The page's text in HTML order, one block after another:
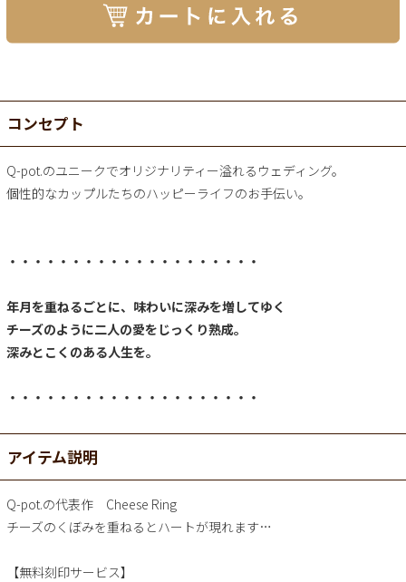
コンセプト
Q-pot.のユニークでオリジナリティー溢れるウェディング。
個性的なカップルたちのハッピーライフのお手伝い。
・・・・・・・・・・・・・・・・・・・・
年月を重ねるごとに、味わいに深みを増してゆく
チーズのように二人の愛をじっくり熟成。
深みとこくのある人生を。
・・・・・・・・・・・・・・・・・・・・
アイテム説明
Q-pot.の代表作 Cheese Ring
チーズのくぼみを重ねるとハートが現れます…
【無料刻印サービス】